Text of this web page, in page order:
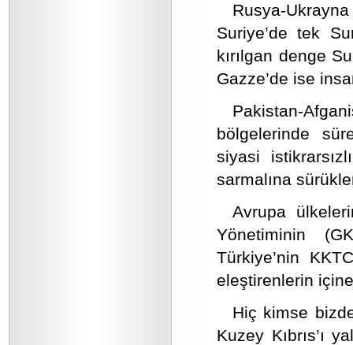
Rusya-
Suriye’de tek
kırılgan denge
Gazze’de ise
Pakistan-
bölgelerinde
siyasi
sarmalına
Avrupa
Yönetiminin
Türkiye’nin
eleştirenlerin
Hiç kimse
Kuzey Kıbrıs’ı